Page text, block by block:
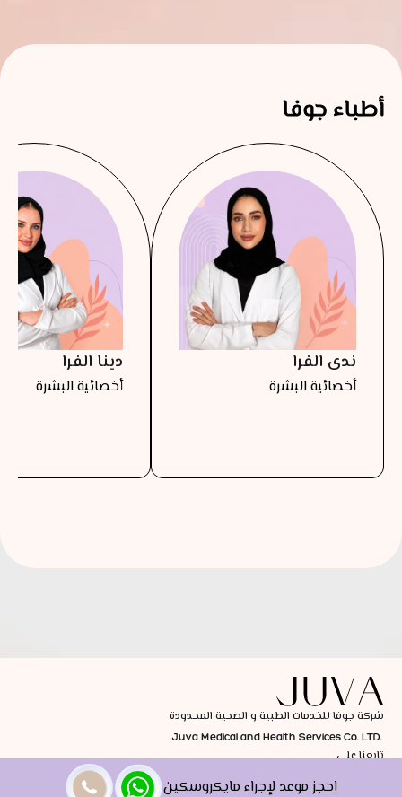
أطباء جوفا
ندى الفرا
أخصائية البشرة
دينا الفرا
أخصائية البشرة
شركة جوفا للخدمات الطبية و الصحية المحدودة
Juva Medical and Health Services Co. LTD.
تابعنا على
احجز موعد لإجراء مايكروسكين